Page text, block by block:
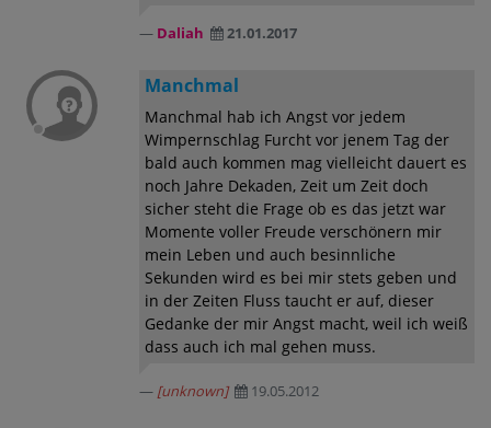
Daliah 21.01.2017
Manchmal
Manchmal hab ich Angst vor jedem
Wimpernschlag Furcht vor jenem Tag der
bald auch kommen mag vielleicht dauert es
noch Jahre Dekaden, Zeit um Zeit doch
sicher steht die Frage ob es das jetzt war
Momente voller Freude verschönern mir
mein Leben und auch besinnliche
Sekunden wird es bei mir stets geben und
in der Zeiten Fluss taucht er auf, dieser
Gedanke der mir Angst macht, weil ich weiß
dass auch ich mal gehen muss.
[unknown] 19.05.2012